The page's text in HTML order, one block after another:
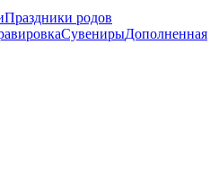
Праздники родов
СувенирыДополненная